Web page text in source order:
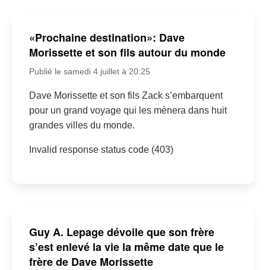
«Prochaine destination»: Dave
Morissette et son fils autour du monde
Publié le samedi 4 juillet à 20:25
Dave Morissette et son fils Zack s’embarquent
pour un grand voyage qui les mènera dans huit
grandes villes du monde.
Invalid response status code (403)
Guy A. Lepage dévoile que son frère
s’est enlevé la vie la même date que le
frère de Dave Morissette